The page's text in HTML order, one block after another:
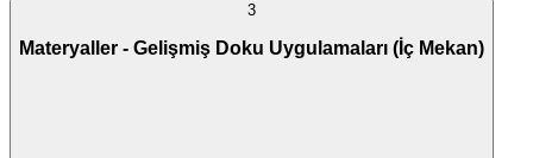
3
Materyaller - Gelişmiş Doku Uygulamaları (İç Mekan)